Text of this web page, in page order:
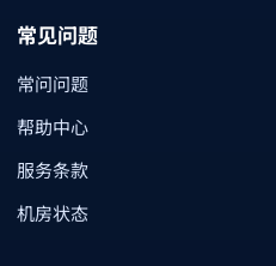
常见问题
常问问题
帮助中心
服务条款
机房状态